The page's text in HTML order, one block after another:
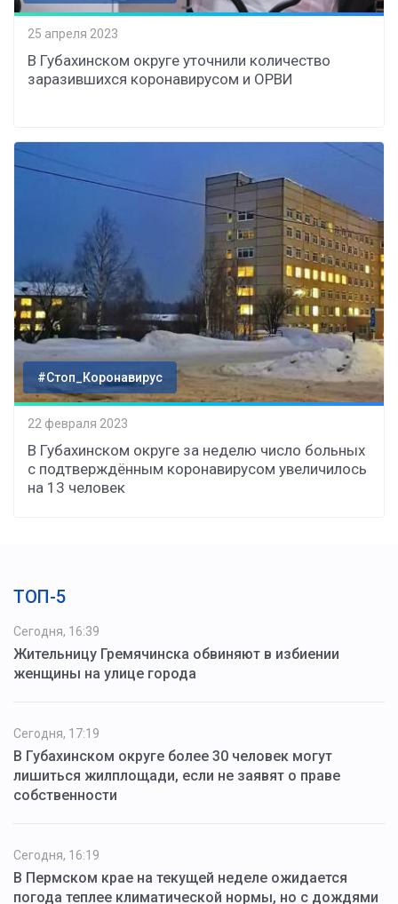
25 апреля 2023
В Губахинском округе уточнили количество
заразившихся коронавирусом и ОРВИ
#Стоп_Коронавирус
22 февраля 2023
В Губахинском округе за неделю число больных
с подтверждённым коронавирусом увеличилось
на 13 человек
ТОП-5
Сегодня, 16:39
Жительницу Гремячинска обвиняют в избиении
женщины на улице города
Сегодня, 17:19
В Губахинском округе более 30 человек могут
лишиться жилплощади, если не заявят о праве
собственности
Сегодня, 16:19
В Пермском крае на текущей неделе ожидается
погода теплее климатической нормы, но с дождями